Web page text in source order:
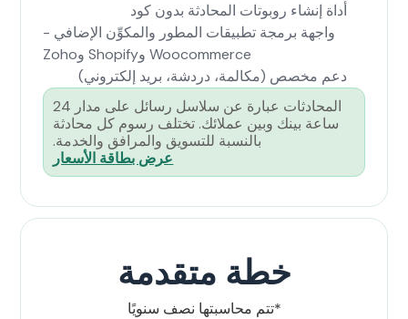
أداة إنشاء روبوتات المحادثة بدون كود
واجهة برمجة تطبيقات المطور والمكوِّن الإضافي -
Woocommerce وShopify وZoho
دعم مخصص (مكالمة، دردشة، بريد إلكتروني)
المحادثات عبارة عن سلاسل رسائل على مدار 24
ساعة بينك وبين عملائك. تختلف رسوم كل محادثة
بالنسبة للتسويق والمرافق والخدمة.
عرض بطاقة الأسعار
خطة متقدمة
*تتم محاسبتها نصف سنويًا